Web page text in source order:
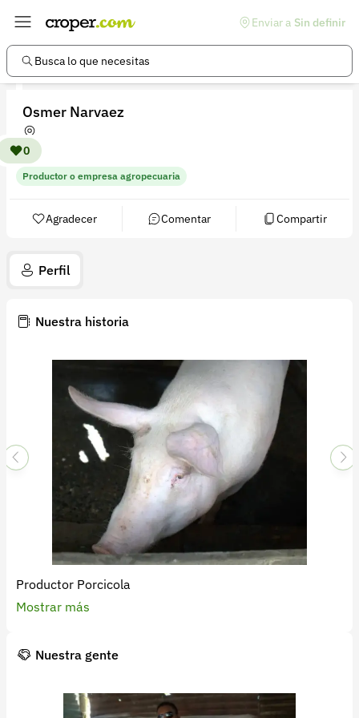
Enviar a Sin definir
Busca lo que necesitas
0
Osmer Narvaez
Productor o empresa agropecuaria
Agradecer Comentar Compartir
Perfil
Nuestra historia
Productor Porcicola
Mostrar más
Nuestra gente
Enlaces de interés
Preguntas frecuentes
Ayuda
Información legal
Términos y condiciones
Política de devoluciones
Cuenta
+57 323 2931928
contacto@croper.com
© 2026 Croper.com Todos los derechos reservados
Versión 5.45.0
Síguenos